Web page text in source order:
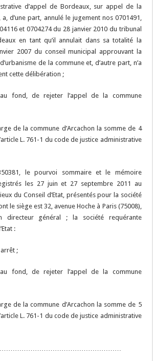
d’appel de Bordeaux, sur appel de la
a, d’une part, annulé le jugement nos 0701491,
et 0704274 du 28 janvier 2010 du tribunal
en tant qu’il annulait dans sa totalité la
2007 du conseil municipal approuvant la
de la commune et, d’autre part, n’a
cette délibération ;
fond, de rejeter l’appel de la commune
de la commune d’Arcachon la somme de 4
L. 761-1 du code de justice administrative
le pourvoi sommaire et le mémoire
les 27 juin et 27 septembre 2011 au
du Conseil d’Etat, présentés pour la société
le siège est 32, avenue Hoche à Paris (75008),
directeur général ; la société requérante
:
arrêt ;
fond, de rejeter l’appel de la commune
de la commune d’Arcachon la somme de 5
L. 761-1 du code de justice administrative